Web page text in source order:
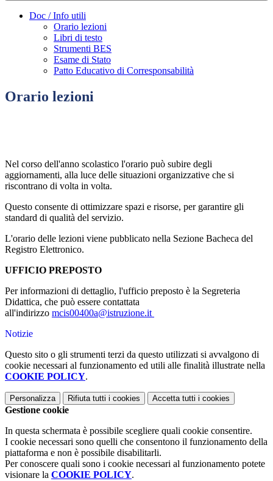
Doc / Info utili
Orario lezioni
Libri di testo
Strumenti BES
Esame di Stato
Patto Educativo di Corresponsabilità
Orario lezioni
Nel corso dell'anno scolastico l'orario può subire degli
aggiornamenti, alla luce delle situazioni organizzative che si
riscontrano di volta in volta.
Questo consente di ottimizzare spazi e risorse, per garantire gli
standard di qualità del servizio.
L'orario delle lezioni viene pubblicato nella Sezione Bacheca del
Registro Elettronico.
UFFICIO PREPOSTO
Per informazioni di dettaglio, l'ufficio preposto è la Segreteria
Didattica, che può essere contattata
all'indirizzo mcis00400a@istruzione.it
Notizie
Questo sito o gli strumenti terzi da questo utilizzati si avvalgono di
cookie necessari al funzionamento ed utili alle finalità illustrate nella
COOKIE POLICY.
Personalizza Rifiuta tutti i cookies Accetta tutti i cookies
Gestione cookie
In questa schermata è possibile scegliere quali cookie consentire.
I cookie necessari sono quelli che consentono il funzionamento della
piattaforma e non è possibile disabilitarli.
Per conoscere quali sono i cookie necessari al funzionamento potete
visionare la COOKIE POLICY.